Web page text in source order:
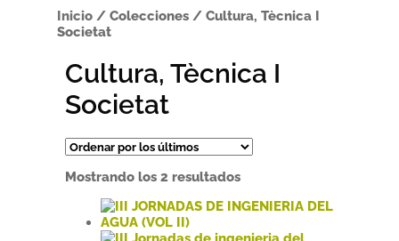
Inicio /Colecciones /Cultura, Tècnica I
Societat
Cultura, Tècnica I
Societat
Mostrando los 2 resultadosOrdenado
los
Este